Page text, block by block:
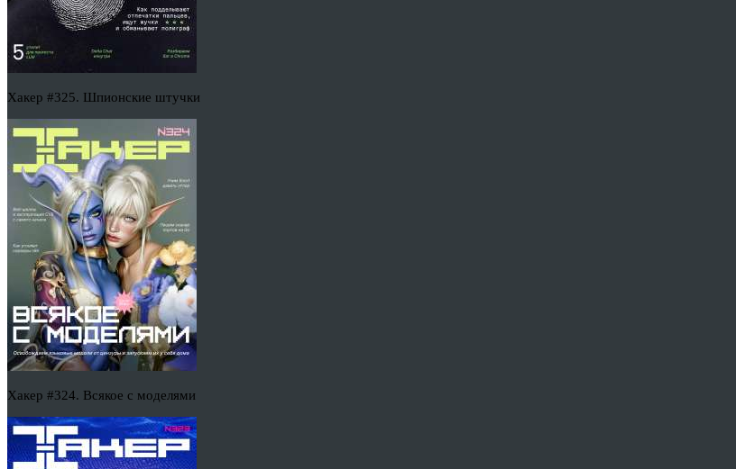
Хакер #325. Шпионские штучки
Хакер #324. Всякое с моделями